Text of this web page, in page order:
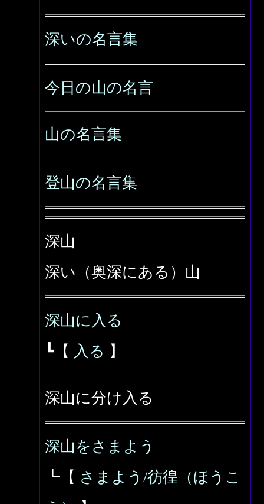
深いの名言集
今日の山の名言
山の名言集
登山の名言集
深山
深い（奥深にある）山
深山に入る
┗【 入る 】
深山に分け入る
深山をさまよう
┗【 さまよう/彷徨（ほうこ